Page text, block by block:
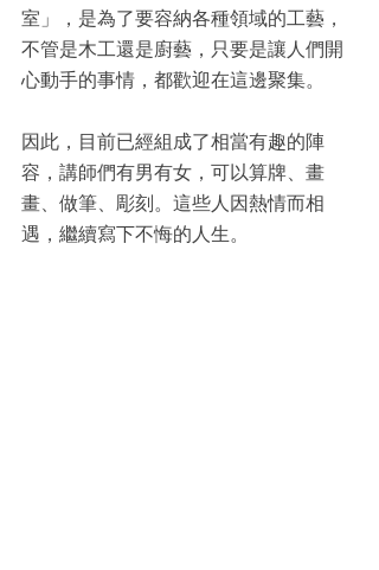
室」，是為了要容納各種領域的工藝，
不管是木工還是廚藝，只要是讓人們開
心動手的事情，都歡迎在這邊聚集。
因此，目前已經組成了相當有趣的陣
容，講師們有男有女，可以算牌、畫
畫、做筆、彫刻。這些人因熱情而相
遇，繼續寫下不悔的人生。